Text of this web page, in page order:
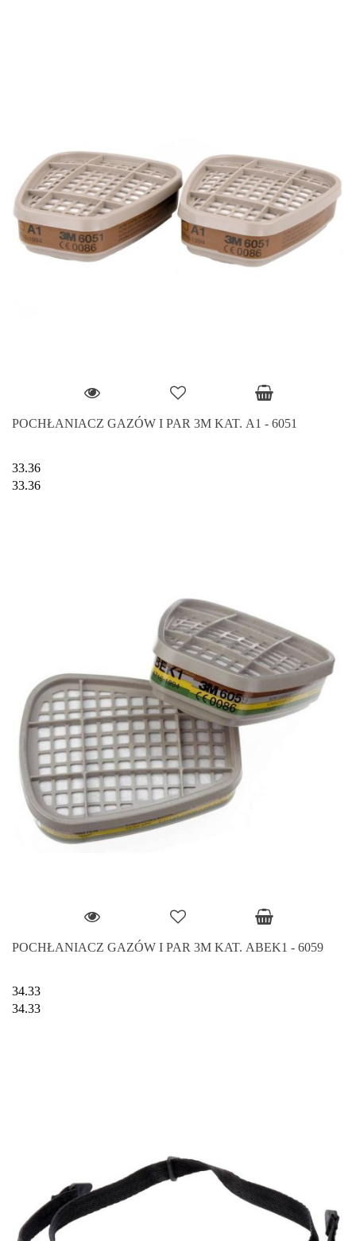
POCHŁANIACZ GAZÓW I PAR 3M KAT. A1 - 6051
33.36
33.36
POCHŁANIACZ GAZÓW I PAR 3M KAT. ABEK1 - 6059
34.33
34.33